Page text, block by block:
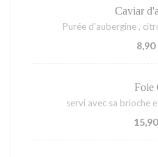
Caviar
Purée d'aubergine ,
8,90
Foie
servi avec sa brioche